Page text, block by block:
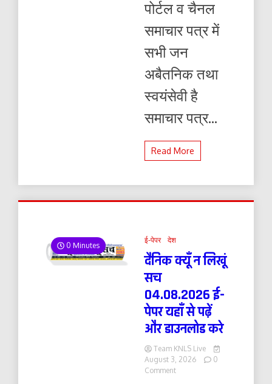
पोर्टल व चैनल
समाचार पत्र में
सभी जन
अबैतनिक तथा
स्वयंसेवी है
समाचार पत्र...
Read More
0 Minutes
ई-पेपर देश
दैनिक क्यूँ न लिखूं
सच
04.08.2026 ई-
पेपर यहाँ से पढ़ें
और डाउनलोड करे
Team KNLS Live
August 3, 2026
0
Commenton